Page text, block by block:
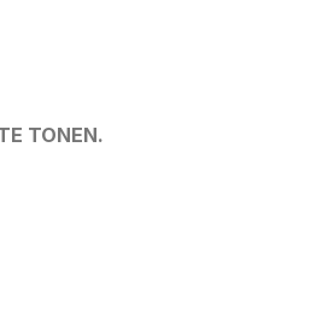
TONEN.